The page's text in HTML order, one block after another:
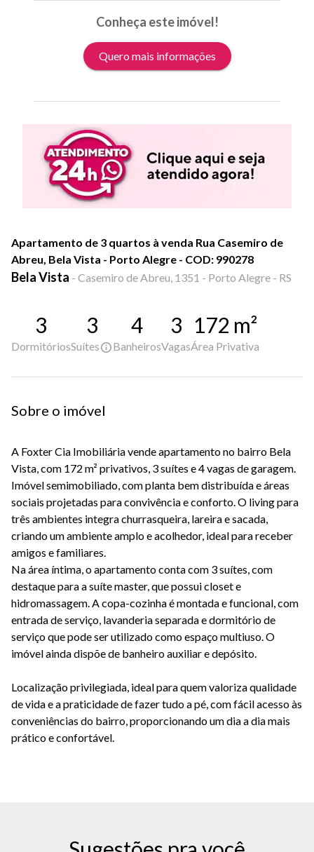
Conheça este imóvel!
Quero mais informações
Apartamento de 3 quartos à venda Rua Casemiro de
Abreu, Bela Vista - Porto Alegre - COD: 990278
Bela Vista - Casemiro de Abreu, 1351 - Porto Alegre - RS
3
Dormitórios
3
Suítes
4
Banheiros
3
Vagas
172 m²
Área Privativa
Sobre o imóvel
A Foxter Cia Imobiliária vende apartamento no bairro Bela
Vista, com 172 m² privativos, 3 suítes e 4 vagas de garagem.
Imóvel semimobiliado, com planta bem distribuída e áreas
sociais projetadas para convivência e conforto. O living para
três ambientes integra churrasqueira, lareira e sacada,
criando um ambiente amplo e acolhedor, ideal para receber
amigos e familiares.
Na área íntima, o apartamento conta com 3 suítes, com
destaque para a suíte master, que possui closet e
hidromassagem. A copa-cozinha é montada e funcional, com
entrada de serviço, lavanderia separada e dormitório de
serviço que pode ser utilizado como espaço multiuso. O
imóvel ainda dispõe de banheiro auxiliar e depósito.
Localização privilegiada, ideal para quem valoriza qualidade
de vida e a praticidade de fazer tudo a pé, com fácil acesso às
conveniências do bairro, proporcionando um dia a dia mais
prático e confortável.